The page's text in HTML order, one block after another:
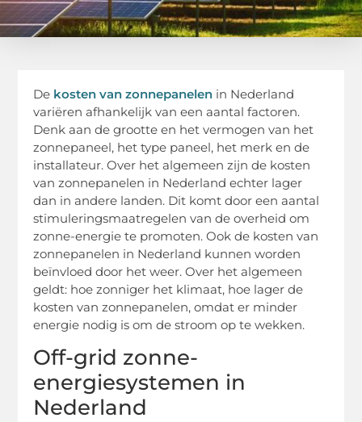
De kosten van zonnepanelen in Nederland
variëren afhankelijk van een aantal factoren.
Denk aan de grootte en het vermogen van het
zonnepaneel, het type paneel, het merk en de
installateur. Over het algemeen zijn de kosten
van zonnepanelen in Nederland echter lager
dan in andere landen. Dit komt door een aantal
stimuleringsmaatregelen van de overheid om
zonne-energie te promoten. Ook de kosten van
zonnepanelen in Nederland kunnen worden
beïnvloed door het weer. Over het algemeen
geldt: hoe zonniger het klimaat, hoe lager de
kosten van zonnepanelen, omdat er minder
energie nodig is om de stroom op te wekken.
Off-grid zonne-
energiesystemen in
Nederland